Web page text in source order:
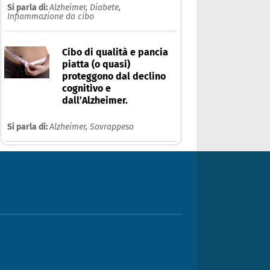
Si parla di:Alzheimer, Diabete,
Infiammazione da cibo
Cibo di qualità e pancia
piatta (o quasi)
proteggono dal declino
cognitivo e
dall’Alzheimer.
Si parla di:Alzheimer, Sovrappeso